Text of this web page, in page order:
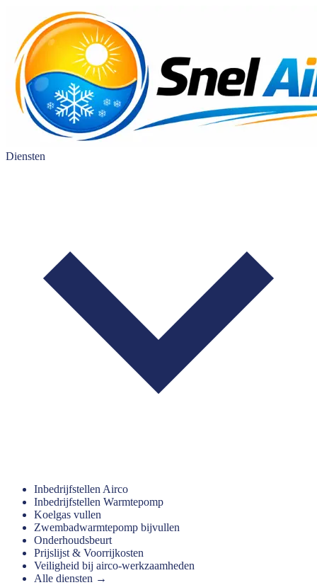
Diensten
Inbedrijfstellen Airco
Inbedrijfstellen Warmtepomp
Koelgas vullen
Zwembadwarmtepomp bijvullen
Onderhoudsbeurt
Prijslijst & Voorrijkosten
Veiligheid bij airco-werkzaamheden
Alle diensten →